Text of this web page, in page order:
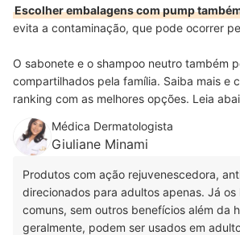
Escolher embalagens com pump
evita a contaminação, que pode ocorrer
O sabonete e o shampoo neutro também
compartilhados pela família. Saiba mais e
ranking com as melhores opções. Leia
Médica Dermatologista
Giuliane Minami
Produtos com ação rejuvenescedora,
direcionados para adultos apenas. Já
comuns, sem outros benefícios além da
geralmente, podem ser usados em